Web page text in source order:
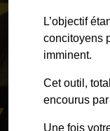
L’objectif
concitoyens
imminent.
Cet outil,
encourus
Une fois